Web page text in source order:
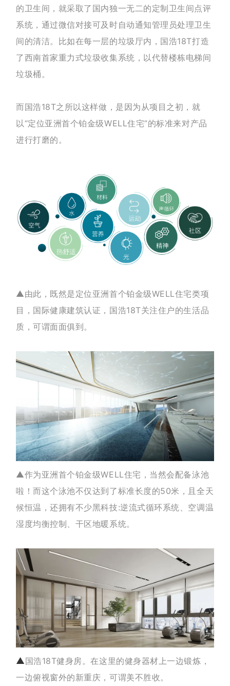
的卫生间，就采取了国内独一无二的定制卫生间点评
系统，通过微信对接可及时自动通知管理员处理卫生
间的清洁。比如在每一层的垃圾厅内，国浩18T打造
了西南首家重力式垃圾收集系统，以代替楼栋电梯间
垃圾桶。
而国浩18T之所以这样做，是因为从项目之初，就
以“定位亚洲首个铂金级WELL住宅”的标准来对产品
进行打磨的。
▲由此，既然是定位亚洲首个铂金级WELL住宅类项
目，国际健康建筑认证，国浩18T关注住户的生活品
质，可谓面面俱到。
▲作为亚洲首个铂金级WELL住宅，当然会配备泳池
啦！而这个泳池不仅达到了标准长度的50米，且全天
候恒温，还拥有不少黑科技:逆流式循环系统、空调温
湿度均衡控制、干区地暖系统。
▲国浩18T健身房。在这里的健身器材上一边锻炼，
一边俯视窗外的新重庆，可谓美不胜收。